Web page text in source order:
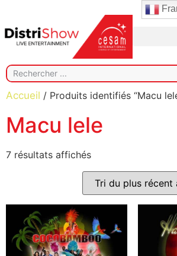
Accueil / Produits identifiés “Macu
Macu lele
7 résultats affichés